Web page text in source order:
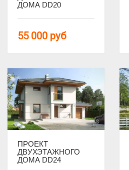
В стиле хай-тек
Спальни
С 2 спальнями
С 3 спальнями
С 5 спальнями
С 6 спальнями
ДОМА DD20
55 000 руб
ПРОЕКТ
ДВУХЭТАЖНОГО
ДОМА DD24